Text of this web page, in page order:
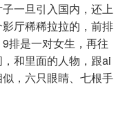
一旦引入国内，还上
厅稀稀拉拉的，前排
排是一对女生，再往
和里面的人物，跟ai
，六只眼睛、七根手